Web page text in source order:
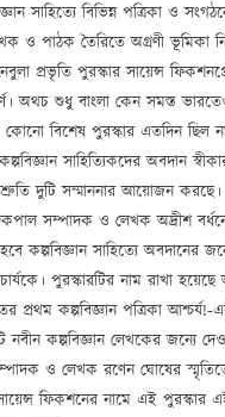
সাহিত্যে বিভিন্ন পত্রিকা ও
ও পাঠক তৈরিতে অগ্রণী ভূমিকা
প্রভৃতি পুরস্কার সায়েন্স
অথচ শুধু বাংলা কেন সমস্ত
কোনো বিশেষ পুরস্কার এতদিন ছিল
সাহিত্যিকদের অবদান
দুটি সম্মাননার আয়োজন করছে।
সম্পাদক ও লেখক অদ্রীশ
কল্পবিজ্ঞান সাহিত্যে অবদানের
পুরস্কারটির নাম রাখা হয়েছে
প্রথম কল্পবিজ্ঞান পত্রিকা আশ্চর্য!-
নবীন কল্পবিজ্ঞান লেখকের জন্যে
ও লেখক রণেন ঘোষের
ফিকশনের নামে এই পুরস্কার